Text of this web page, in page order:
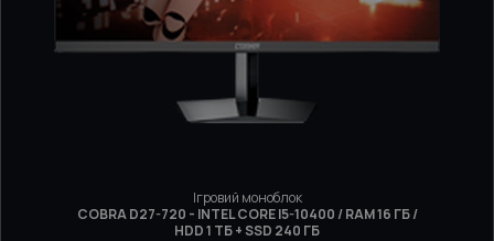
Ігровий моноблок
COBRA D27-720 - INTEL CORE I5-10400 / RAM 16 ГБ /
HDD 1 ТБ + SSD 240 ГБ